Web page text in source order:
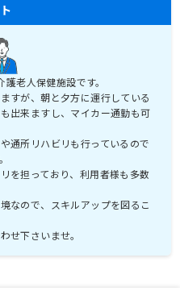
老人保健施設です。
すが、朝と夕方に運行している
出来ますし、マイカー通勤も可
通所リハビリも行っているので
を担っており、利用者様も多数
なので、スキルアップを図るこ
せ下さいませ。